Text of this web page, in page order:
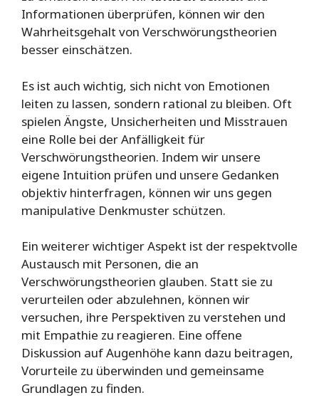
Informationen überprüfen, können wir den
Wahrheitsgehalt von Verschwörungstheorien
besser einschätzen.
Es ist auch wichtig, sich nicht von Emotionen
leiten zu lassen, sondern rational zu bleiben. Oft
spielen Ängste, Unsicherheiten und Misstrauen
eine Rolle bei der Anfälligkeit für
Verschwörungstheorien. Indem wir unsere
eigene Intuition prüfen und unsere Gedanken
objektiv hinterfragen, können wir uns gegen
manipulative Denkmuster schützen.
Ein weiterer wichtiger Aspekt ist der respektvolle
Austausch mit Personen, die an
Verschwörungstheorien glauben. Statt sie zu
verurteilen oder abzulehnen, können wir
versuchen, ihre Perspektiven zu verstehen und
mit Empathie zu reagieren. Eine offene
Diskussion auf Augenhöhe kann dazu beitragen,
Vorurteile zu überwinden und gemeinsame
Grundlagen zu finden.